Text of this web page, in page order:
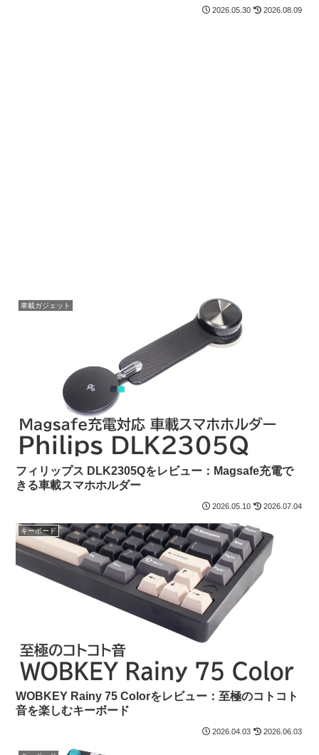
2026.05.30 2026.08.09
車載ガジェット
フィリップス DLK2305Qをレビュー：Magsafe充電で
きる車載スマホホルダー
2026.05.10 2026.07.04
キーボード
WOBKEY Rainy 75 Colorをレビュー：至極のコトコト
音を楽しむキーボード
2026.04.03 2026.06.03